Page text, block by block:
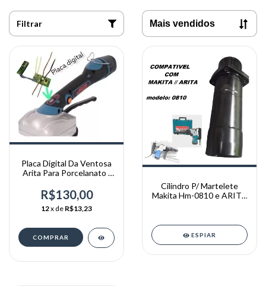
Filtrar
Placa Digital Da Ventosa
Arita Para Porcelanato /
R$130,00
12x de R$13,23
Cilindro P/ Martelete
Makita Hm-0810 e ARITA
ESPIAR